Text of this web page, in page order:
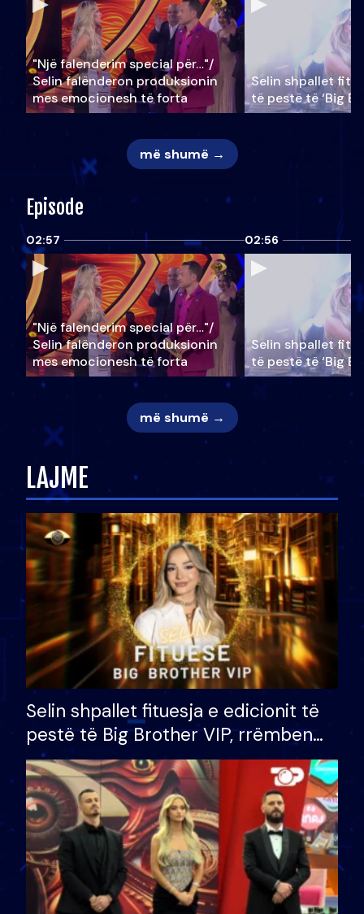
"Një falenderim special për…"/
Selin falënderon produksionin
mes emocionesh të forta
Selin shpallet
të pestë të ‘Big
më shumë →
Episode
02:57
"Një falenderim special për…"/
Selin falënderon produksionin
mes emocionesh të forta
02:56
Selin shpallet
të pestë të ‘Big
më shumë →
LAJME
Selin shpallet fituesja e edicionit të
pestë të Big Brother VIP, rrëmben
çmimin e madh prej 100 mijë eurosh